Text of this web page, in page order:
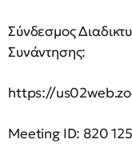
Σύνδεσμος
Συνάντησης:
https://
Meeting ID: 820